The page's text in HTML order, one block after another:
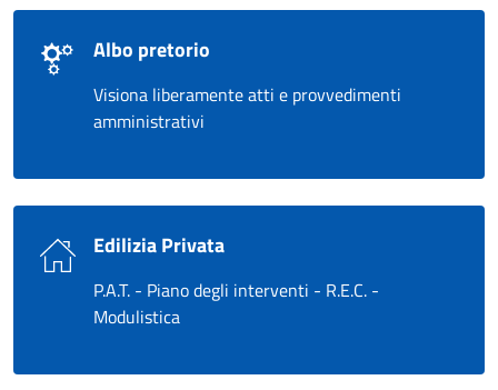
Albo pretorio
Visiona liberamente atti e provvedimenti
amministrativi
Edilizia Privata
P.A.T. - Piano degli interventi - R.E.C. -
Modulistica